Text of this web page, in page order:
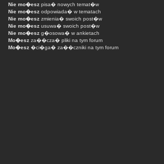
Nie mo�esz pisa� nowych temat�w
Nie mo�esz odpowiada� w tematach
Nie mo�esz zmienia� swoich post�w
Nie mo�esz usuwa� swoich post�w
Nie mo�esz g�osowa� w ankietach
Mo�esz za��cza� pliki na tym forum
Mo�esz �ci�ga� za��czniki na tym forum